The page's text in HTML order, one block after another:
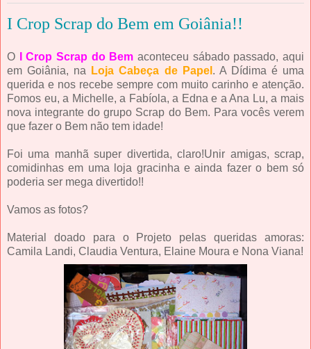
I Crop Scrap do Bem em Goiânia!!
O I Crop Scrap do Bem aconteceu sábado passado, aqui
em Goiânia, na
Loja Cabeça de Papel . A Dídima é uma
querida e nos recebe sempre com muito carinho e atenção.
Fomos eu, a Michelle, a Fabíola, a Edna e a Ana Lu, a mais
nova integrante do grupo Scrap do Bem. Para vocês verem
que fazer o Bem não tem idade!
Foi uma manhã super divertida, claro!Unir amigas, scrap,
comidinhas em uma loja gracinha e ainda fazer o bem só
poderia ser mega divertido!!
Vamos as fotos?
Material doado para o Projeto pelas queridas amoras:
Camila Landi, Claudia Ventura, Elaine Moura e Nona Viana!